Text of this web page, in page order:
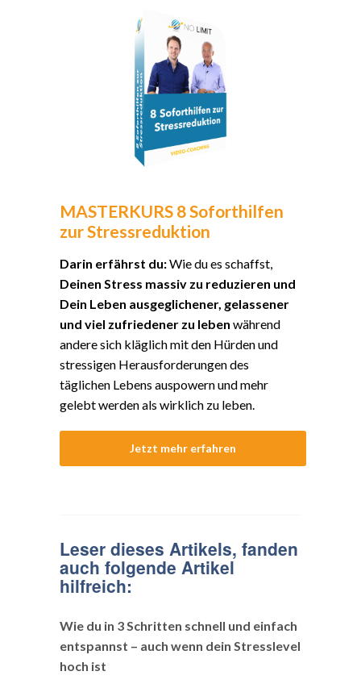
MASTERKURS 8 Soforthilfen
zur Stressreduktion
Darin erfährst du:Wie du es schaffst,
Deinen Stress massiv zu reduzieren und
Dein Leben ausgeglichener, gelassener
und viel zufriedener zu leben während
andere sich kläglich mit den Hürden und
stressigen Herausforderungen des
täglichen Lebens auspowern und mehr
gelebt werden als wirklich zu leben.
Jetzt mehr erfahren
Leser dieses Artikels, fanden
auch folgende Artikel
hilfreich:
Wie du in 3 Schritten schnell und einfach
entspannst – auch wenn dein Stresslevel
hoch ist